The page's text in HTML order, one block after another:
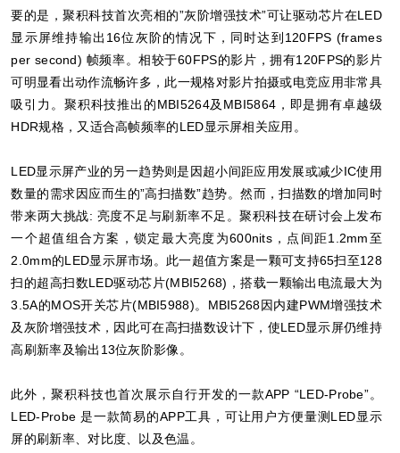
要的是，聚积科技首次亮相的”灰阶增强技术”可让驱动芯片在LED
显示屏维持输出16位灰阶的情况下，同时达到120FPS (frames
per second) 帧频率。相较于60FPS的影片，拥有120FPS的影片
可明显看出动作流畅许多，此一规格对影片拍摄或电竞应用非常具
吸引力。聚积科技推出的MBI5264及MBI5864，即是拥有卓越级
HDR规格，又适合高帧频率的LED显示屏相关应用。
LED显示屏产业的另一趋势则是因超小间距应用发展或减少IC使用
数量的需求因应而生的”高扫描数”趋势。然而，扫描数的增加同时
带来两大挑战: 亮度不足与刷新率不足。聚积科技在研讨会上发布
一个超值组合方案，锁定最大亮度为600nits，点间距1.2mm至
2.0mm的LED显示屏市场。此一超值方案是一颗可支持65扫至128
扫的超高扫数LED驱动芯片(MBI5268)，搭载一颗输出电流最大为
3.5A的MOS开关芯片(MBI5988)。MBI5268因内建PWM增强技术
及灰阶增强技术，因此可在高扫描数设计下，使LED显示屏仍维持
高刷新率及输出13位灰阶影像。
此外，聚积科技也首次展示自行开发的一款APP “LED-Probe”。
LED-Probe 是一款简易的APP工具，可让用户方便量测LED显示
屏的刷新率、对比度、以及色温。